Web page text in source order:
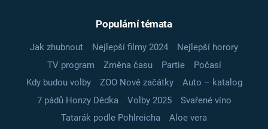
Populární témata
Jak zhubnout Nejlepší filmy 2024
Nejlepší horory
TV program
Změna času Partie
Počasí
Kdy budou volby
ZOO Nové začátky
Auto – katalog
7 pádů Honzy Dědka
Volby 2025
Svařené víno
Tatarák podle Pohlreicha
Aloe vera